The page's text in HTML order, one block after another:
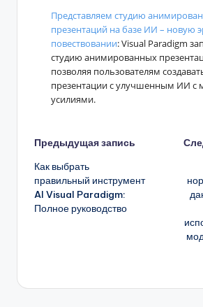
Представляем студию
презентаций на базе ИИ – новую
повествовании: Visual Paradigm
студию анимированных
позволяя пользователям
презентации с улучшенным ИИ
усилиями.
Навигация
записи
Предыдущая запись
Как выбрать
правильный инструмент
AI Visual Paradigm:
Полное руководство